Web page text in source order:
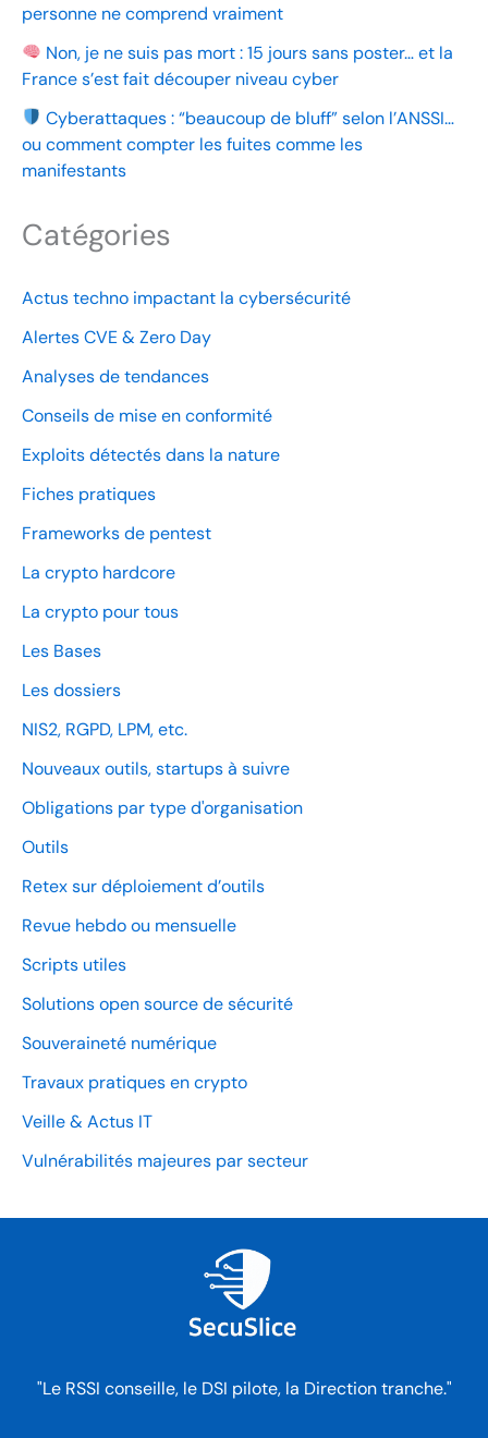
personne ne comprend vraiment
Non, je ne suis pas mort : 15 jours sans poster… et la
France s’est fait découper niveau cyber
Cyberattaques : “beaucoup de bluff” selon l’ANSSI…
ou comment compter les fuites comme les
manifestants
Catégories
Actus techno impactant la cybersécurité
Alertes CVE & Zero Day
Analyses de tendances
Conseils de mise en conformité
Exploits détectés dans la nature
Fiches pratiques
Frameworks de pentest
La crypto hardcore
La crypto pour tous
Les Bases
Les dossiers
NIS2, RGPD, LPM, etc.
Nouveaux outils, startups à suivre
Obligations par type d'organisation
Outils
Retex sur déploiement d’outils
Revue hebdo ou mensuelle
Scripts utiles
Solutions open source de sécurité
Souveraineté numérique
Travaux pratiques en crypto
Veille & Actus IT
Vulnérabilités majeures par secteur
"Le RSSI conseille, le DSI pilote, la Direction tranche."